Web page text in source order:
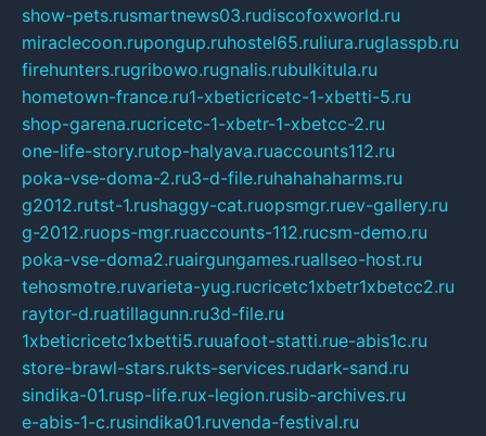
show-pets.rusmartnews03.rudiscofoxworld.ru
miraclecoon.rupongup.ruhostel65.ruliura.ruglasspb.ru
firehunters.rugribowo.rugnalis.rubulkitula.ru
hometown-france.ru1-xbeticricetc-1-xbetti-5.ru
shop-garena.rucricetc-1-xbetr-1-xbetcc-2.ru
one-life-story.rutop-halyava.ruaccounts112.ru
poka-vse-doma-2.ru3-d-file.ruhahahaharms.ru
g2012.rutst-1.rushaggy-cat.ruopsmgr.ruev-gallery.ru
g-2012.ruops-mgr.ruaccounts-112.rucsm-demo.ru
poka-vse-doma2.ruairgungames.ruallseo-host.ru
tehosmotre.ruvarieta-yug.rucricetc1xbetr1xbetcc2.ru
raytor-d.ruatillagunn.ru3d-file.ru
1xbeticricetc1xbetti5.ruuafoot-statti.rue-abis1c.ru
store-brawl-stars.rukts-services.rudark-sand.ru
sindika-01.rusp-life.rux-legion.rusib-archives.ru
e-abis-1-c.rusindika01.ruvenda-festival.ru